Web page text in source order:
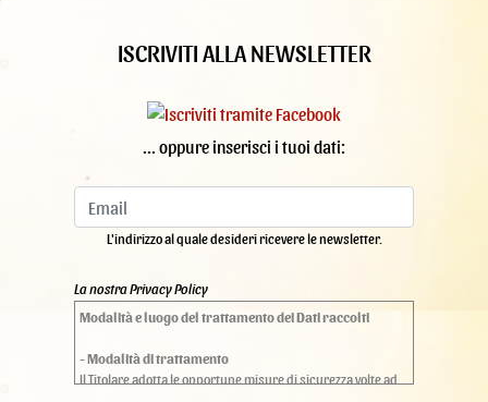
ISCRIVITI ALLA NEWSLETTER
... oppure inserisci i tuoi dati:
L'indirizzo al quale desideri ricevere le newsletter.
La nostra Privacy Policy
Modalità e luogo del trattamento dei Dati raccolti
- Modalità di trattamento
Il Titolare adotta le opportune misure di sicurezza volte ad